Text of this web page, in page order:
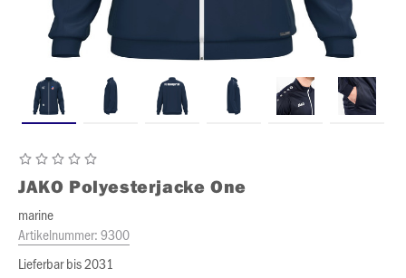
JAKO Polyesterjacke One
marine
Artikelnummer:9300
Lieferbar bis 2031